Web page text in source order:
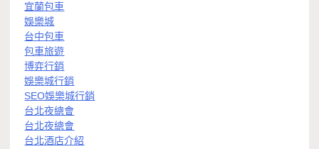
宜蘭包車
娛樂城
台中包車
包車旅遊
博弈行銷
娛樂城行銷
SEO娛樂城行銷
台北夜總會
台北夜總會
台北酒店介紹